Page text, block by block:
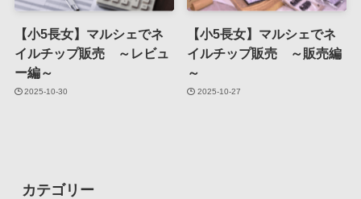
【小5長女】マルシェでネ
イルチップ販売 ～レビュ
ー編～
2025-10-30
【小5長女】マルシェでネ
イルチップ販売 ～販売編
～
2025-10-27
カテゴリー